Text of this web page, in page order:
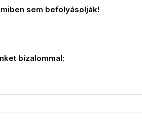
sem befolyásolják!
bizalommal: